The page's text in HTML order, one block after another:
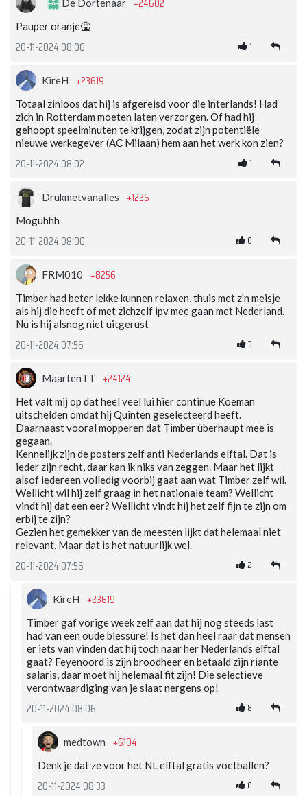
De Dortenaar +24602
Pauper oranje🤮
20-11-2024 08:06 1
KireH +23619
Totaal zinloos dat hij is afgereisd voor die interlands! Had
zich in Rotterdam moeten laten verzorgen. Of had hij
gehoopt speelminuten te krijgen, zodat zijn potentiële
nieuwe werkegever (AC Milaan) hem aan het werk kon zien?
20-11-2024 08:02 1
Drukmetvanalles +1226
Moguhhh
20-11-2024 08:00 0
FRM010 +8256
Timber had beter lekke kunnen relaxen, thuis met z'n meisje
als hij die heeft of met zichzelf ipv mee gaan met Nederland.
Nu is hij alsnog niet uitgerust
20-11-2024 07:56 3
MaartenTT +24124
Het valt mij op dat heel veel lui hier continue Koeman
uitschelden omdat hij Quinten geselecteerd heeft.
Daarnaast vooral mopperen dat Timber überhaupt mee is
gegaan.
Kennelijk zijn de posters zelf anti Nederlands elftal. Dat is
ieder zijn recht, daar kan ik niks van zeggen. Maar het lijkt
alsof iedereen volledig voorbij gaat aan wat Timber zelf wil.
Wellicht wil hij zelf graag in het nationale team? Wellicht
vindt hij dat een eer? Wellicht vindt hij het zelf fijn te zijn om
erbij te zijn?
Gezien het gemekker van de meesten lijkt dat helemaal niet
relevant. Maar dat is het natuurlijk wel.
20-11-2024 07:56 2
KireH +23619
Timber gaf vorige week zelf aan dat hij nog steeds last
had van een oude blessure! Is het dan heel raar dat mensen
er iets van vinden dat hij toch naar her Nederlands elftal
gaat? Feyenoord is zijn broodheer en betaald zijn riante
salaris, daar moet hij helemaal fit zijn! Die selectieve
verontwaardiging van je slaat nergens op!
20-11-2024 08:06 8
medtown +6104
Denk je dat ze voor het NL elftal gratis voetballen?
20-11-2024 08:33 0